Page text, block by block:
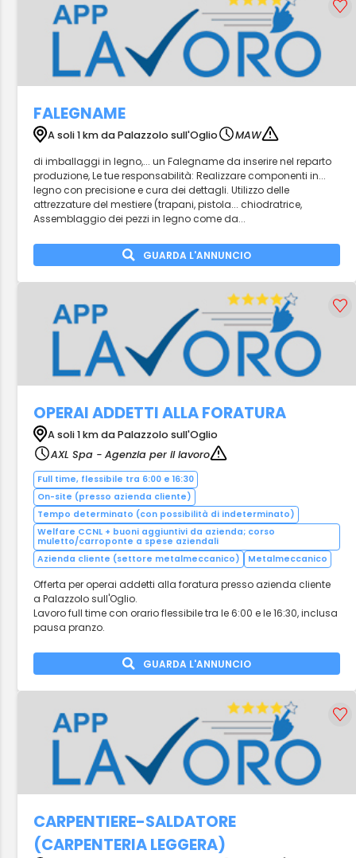
FALEGNAME
A soli 1 km da Palazzolo sull'Oglio
MAW
di imballaggi in legno,... un Falegname da inserire nel reparto
produzione, Le tue responsabilità: Realizzare componenti in...
legno con precisione e cura dei dettagli. Utilizzo delle
attrezzature del mestiere (trapani, pistola... chiodratrice,
Assemblaggio dei pezzi in legno come da...
GUARDA L'ANNUNCIO
OPERAI ADDETTI ALLA FORATURA
A soli 1 km da Palazzolo sull'Oglio
AXL Spa - Agenzia per il lavoro
Full time, flessibile tra 6:00 e 16:30
On-site (presso azienda cliente)
Tempo determinato (con possibilità di indeterminato)
Welfare CCNL + buoni aggiuntivi da azienda; corso
muletto/carroponte a spese aziendali
Azienda cliente (settore metalmeccanico)
Metalmeccanico
Offerta per operai addetti alla foratura presso azienda cliente
a Palazzolo sull'Oglio.
Lavoro full time con orario flessibile tra le 6:00 e le 16:30, inclusa
pausa pranzo.
GUARDA L'ANNUNCIO
CARPENTIERE-SALDATORE
(CARPENTERIA LEGGERA)